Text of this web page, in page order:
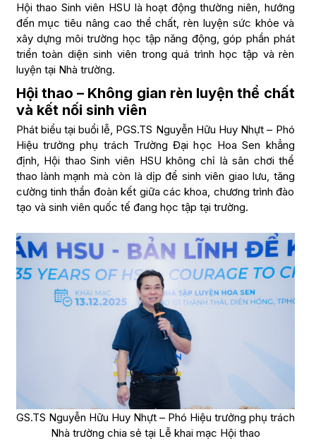
Hội thao Sinh viên HSU là hoạt động thường niên, hướng
đến mục tiêu nâng cao thể chất, rèn luyện sức khỏe và
xây dựng môi trường học tập năng động, góp phần phát
triển toàn diện sinh viên trong quá trình học tập và rèn
luyện tại Nhà trường.
Hội thao – Không gian rèn luyện thể chất
và kết nối sinh viên
Phát biểu tại buổi lễ, PGS.TS Nguyễn Hữu Huy Nhựt – Phó
Hiệu trưởng phụ trách Trường Đại học Hoa Sen khẳng
định, Hội thao Sinh viên HSU không chỉ là sân chơi thể
thao lành mạnh mà còn là dịp để sinh viên giao lưu, tăng
cường tinh thần đoàn kết giữa các khoa, chương trình đào
tạo và sinh viên quốc tế đang học tập tại trường.
GS.TS Nguyễn Hữu Huy Nhựt – Phó Hiệu trưởng phụ trách
Nhà trường chia sẻ tại Lễ khai mạc Hội thao